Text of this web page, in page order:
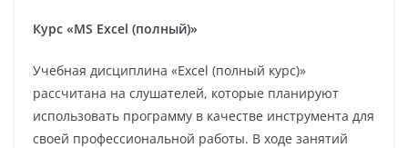
Курс «MS Excel (полный)»
Учебная дисциплина «Excel (полный курс)»
рассчитана на слушателей, которые планируют
использовать программу в качестве инструмента для
своей профессиональной работы. В ходе занятий